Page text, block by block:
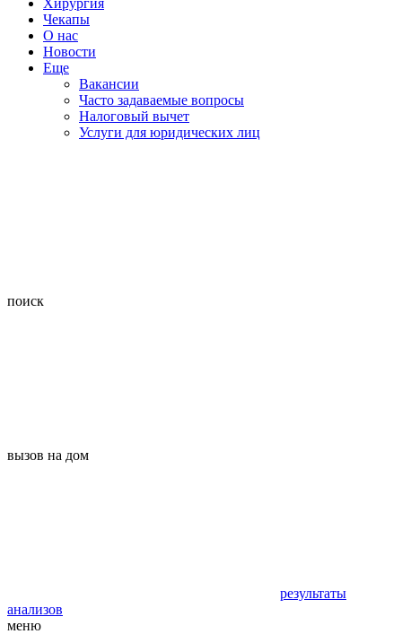
Хирургия
Чекапы
О нас
Новости
Еще
Вакансии
Часто задаваемые вопросы
Налоговый вычет
Услуги для юридических лиц
поиск
вызов на дом
результаты
анализов
меню